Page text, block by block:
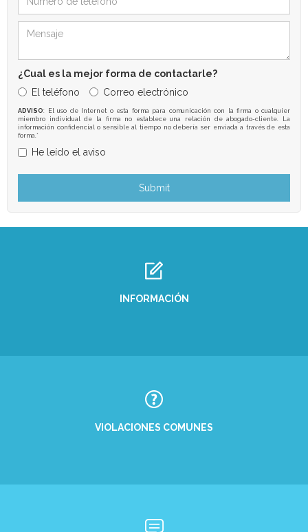
¿Cual es la mejor forma de contactarle?
El teléfono
Correo electrónico
ADVISO: El uso de Internet o esta forma para comunicación con la firma o cualquier
miembro individual de la firma no establece una relación de abogado-cliente. La
información confidencial o sensible al tiempo no debería ser enviada a través de esta
forma.*
He leído el aviso
INFORMACIÓN
VIOLACIONES COMUNES